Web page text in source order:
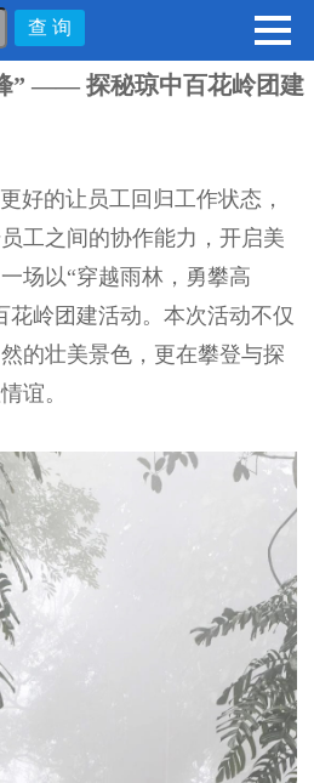
” —— 探秘琼中百花岭团建
的让员工回归工作状态，
工之间的协作能力，开启美
场以“穿越雨林，勇攀高
花岭团建活动。本次活动不仅
的壮美景色，更在攀登与探
谊。